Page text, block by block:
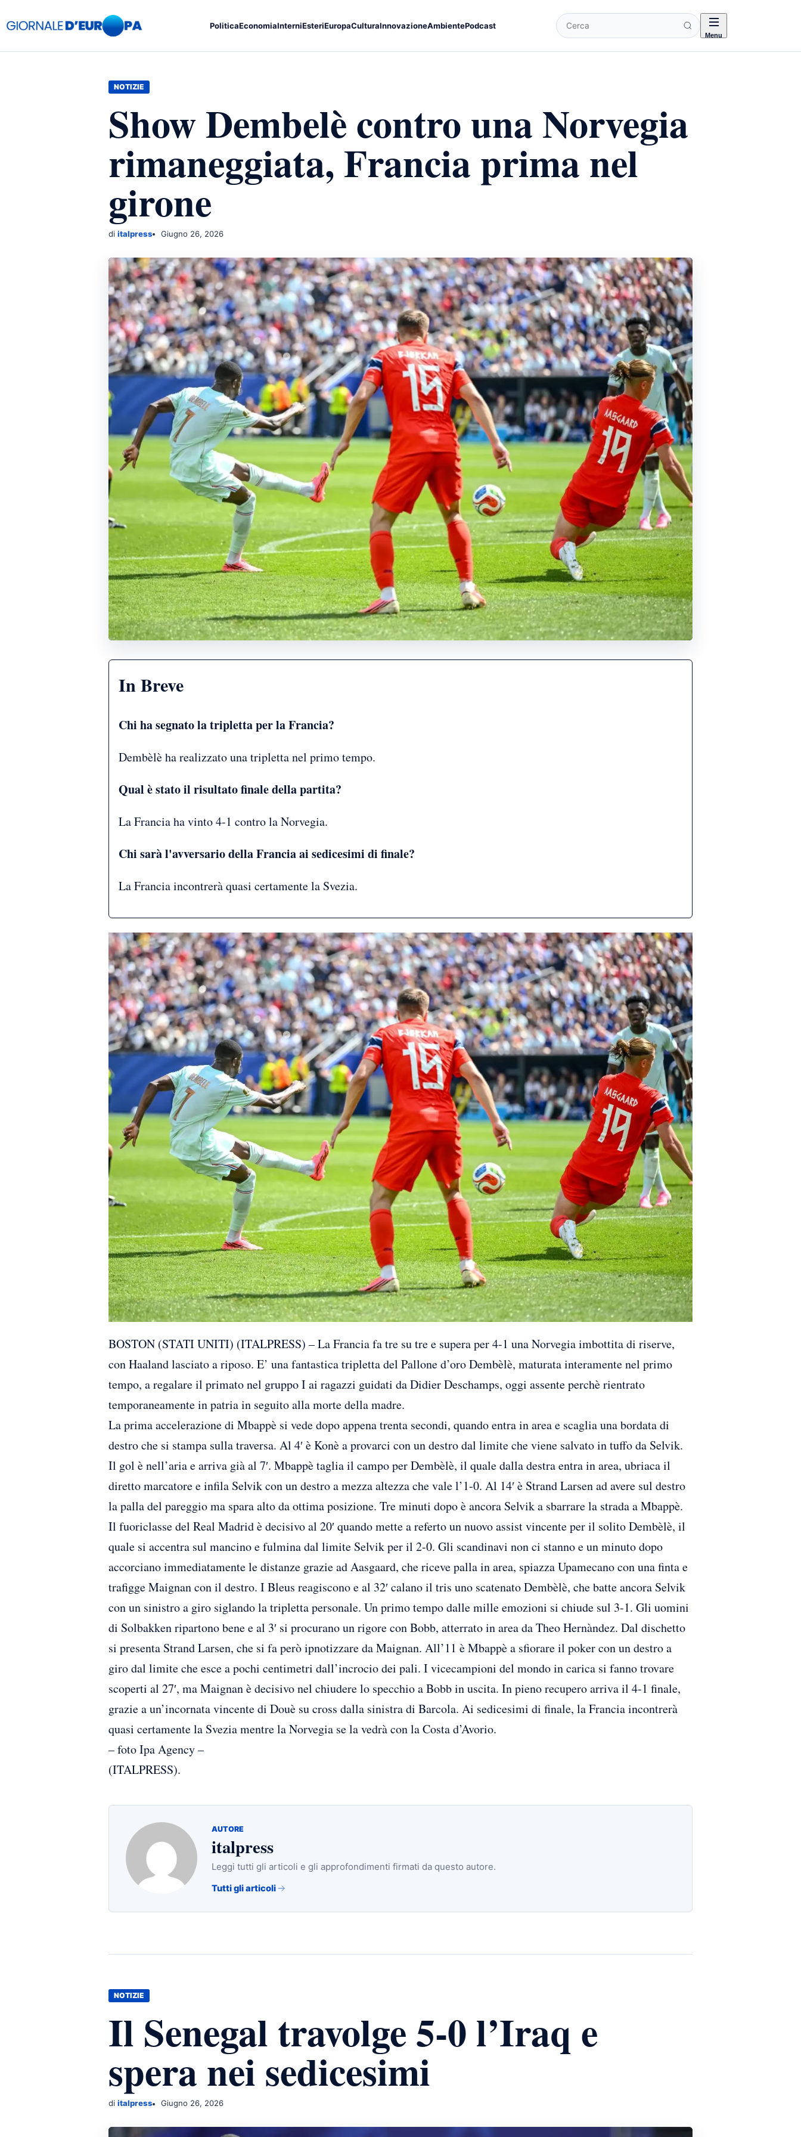
PoliticaEconomiaInterniEsteriEuropaCulturaInnovazioneAmbientePodcast Cerca Menu
NOTIZIE
Show Dembelè contro una Norvegia
rimaneggiata, Francia prima nel
girone
di italpress Giugno 26, 2026
In Breve
Chi ha segnato la tripletta per la Francia?
Dembèlè ha realizzato una tripletta nel primo tempo.
Qual è stato il risultato finale della partita?
La Francia ha vinto 4-1 contro la Norvegia.
Chi sarà l'avversario della Francia ai sedicesimi di finale?
La Francia incontrerà quasi certamente la Svezia.
BOSTON (STATI UNITI) (ITALPRESS) – La Francia fa tre su tre e supera per 4-1 una Norvegia imbottita di riserve,
con Haaland lasciato a riposo. E’ una fantastica tripletta del Pallone d’oro Dembèlè, maturata interamente nel primo
tempo, a regalare il primato nel gruppo I ai ragazzi guidati da Didier Deschamps, oggi assente perchè rientrato
temporaneamente in patria in seguito alla morte della madre.
La prima accelerazione di Mbappè si vede dopo appena trenta secondi, quando entra in area e scaglia una bordata di
destro che si stampa sulla traversa. Al 4′ è Konè a provarci con un destro dal limite che viene salvato in tuffo da Selvik.
Il gol è nell’aria e arriva già al 7′. Mbappè taglia il campo per Dembèlè, il quale dalla destra entra in area, ubriaca il
diretto marcatore e infila Selvik con un destro a mezza altezza che vale l’1-0. Al 14′ è Strand Larsen ad avere sul destro
la palla del pareggio ma spara alto da ottima posizione. Tre minuti dopo è ancora Selvik a sbarrare la strada a Mbappè.
Il fuoriclasse del Real Madrid è decisivo al 20′ quando mette a referto un nuovo assist vincente per il solito Dembèlè, il
quale si accentra sul mancino e fulmina dal limite Selvik per il 2-0. Gli scandinavi non ci stanno e un minuto dopo
accorciano immediatamente le distanze grazie ad Aasgaard, che riceve palla in area, spiazza Upamecano con una finta e
trafigge Maignan con il destro. I Bleus reagiscono e al 32′ calano il tris uno scatenato Dembèlè, che batte ancora Selvik
con un sinistro a giro siglando la tripletta personale. Un primo tempo dalle mille emozioni si chiude sul 3-1. Gli uomini
di Solbakken ripartono bene e al 3′ si procurano un rigore con Bobb, atterrato in area da Theo Hernàndez. Dal dischetto
si presenta Strand Larsen, che si fa però ipnotizzare da Maignan. All’11 è Mbappè a sfiorare il poker con un destro a
giro dal limite che esce a pochi centimetri dall’incrocio dei pali. I vicecampioni del mondo in carica si fanno trovare
scoperti al 27′, ma Maignan è decisivo nel chiudere lo specchio a Bobb in uscita. In pieno recupero arriva il 4-1 finale,
grazie a un’incornata vincente di Douè su cross dalla sinistra di Barcola. Ai sedicesimi di finale, la Francia incontrerà
quasi certamente la Svezia mentre la Norvegia se la vedrà con la Costa d’Avorio.
– foto Ipa Agency –
(ITALPRESS).
AUTORE
italpress
Leggi tutti gli articoli e gli approfondimenti firmati da questo autore.
Tutti gli articoli
NOTIZIE
Il Senegal travolge 5-0 l’Iraq e
spera nei sedicesimi
di italpress Giugno 26, 2026